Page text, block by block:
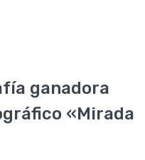
ganadora
«Mirada